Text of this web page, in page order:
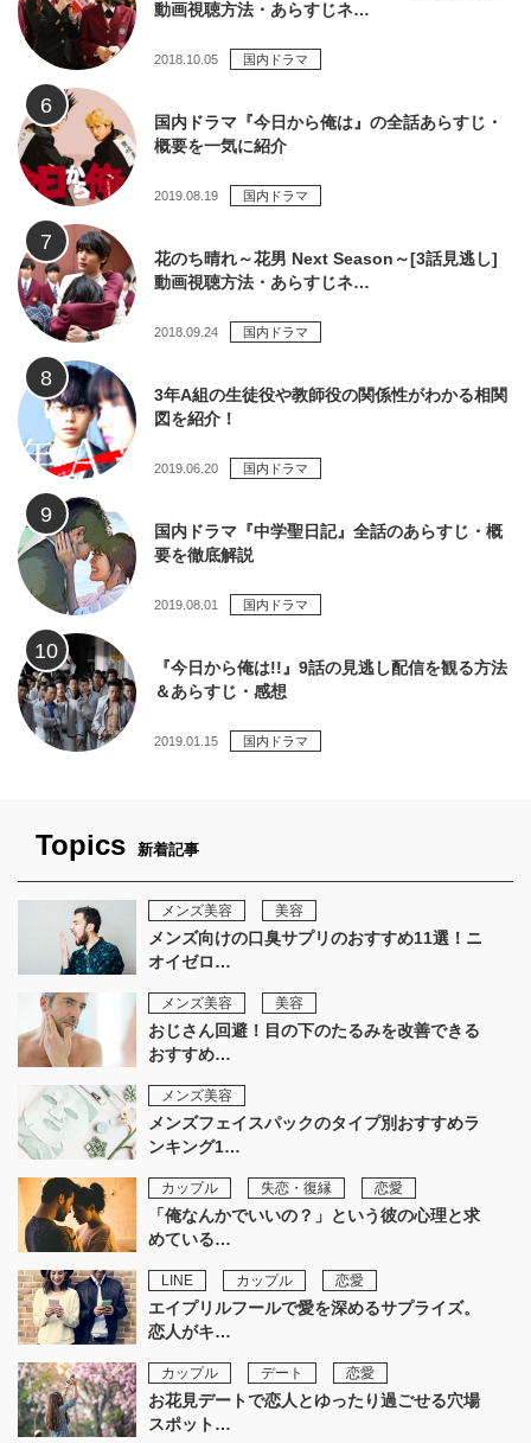
動画視聴方法・あらすじネ…
2018.10.05 国内ドラマ
国内ドラマ『今日から俺は』の全話あらすじ・
概要を一気に紹介
2019.08.19 国内ドラマ
花のち晴れ～花男 Next Season～[3話見逃し]
動画視聴方法・あらすじネ…
2018.09.24 国内ドラマ
3年A組の生徒役や教師役の関係性がわかる相関
図を紹介！
2019.06.20 国内ドラマ
国内ドラマ『中学聖日記』全話のあらすじ・概
要を徹底解説
2019.08.01 国内ドラマ
『今日から俺は!!』9話の見逃し配信を観る方法
＆あらすじ・感想
2019.01.15 国内ドラマ
Topics 新着記事
メンズ美容 美容
メンズ向けの口臭サプリのおすすめ11選！ニ
オイゼロ…
メンズ美容 美容
おじさん回避！目の下のたるみを改善できる
おすすめ…
メンズ美容
メンズフェイスパックのタイプ別おすすめラ
ンキング1…
カップル 失恋・復縁 恋愛
「俺なんかでいいの？」という彼の心理と求
めている…
LINE カップル 恋愛
エイプリルフールで愛を深めるサプライズ。
恋人がキ…
カップル デート 恋愛
お花見デートで恋人とゆったり過ごせる穴場
スポット…